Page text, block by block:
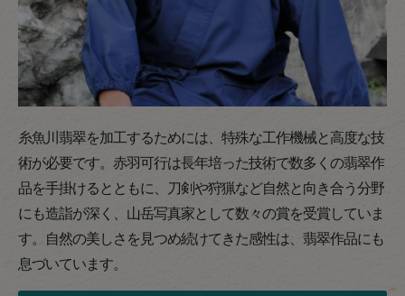
糸魚川翡翠を加工するためには、特殊な工作機械と高度な技
術が必要です。赤羽可行は長年培った技術で数多くの翡翠作
品を手掛けるとともに、刀剣や狩猟など自然と向き合う分野
にも造詣が深く、山岳写真家として数々の賞を受賞していま
す。自然の美しさを見つめ続けてきた感性は、翡翠作品にも
息づいています。